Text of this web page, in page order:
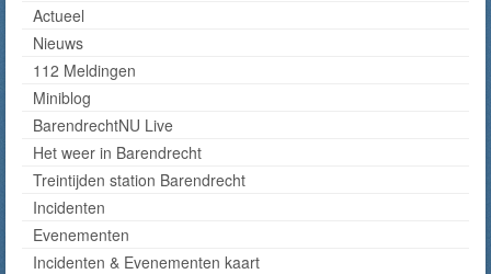
Actueel
Nieuws
112 Meldingen
Miniblog
BarendrechtNU Live
Het weer in Barendrecht
Treintijden station Barendrecht
Incidenten
Evenementen
Incidenten & Evenementen kaart